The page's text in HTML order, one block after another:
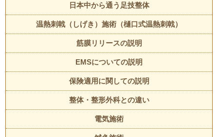
日本中から通う足技整体
温熱刺戟（しげき）施術（樋口式温熱刺戟）
筋膜リリースの説明
EMSについての説明
保険適用に関しての説明
整体・整形外科との違い
電気施術